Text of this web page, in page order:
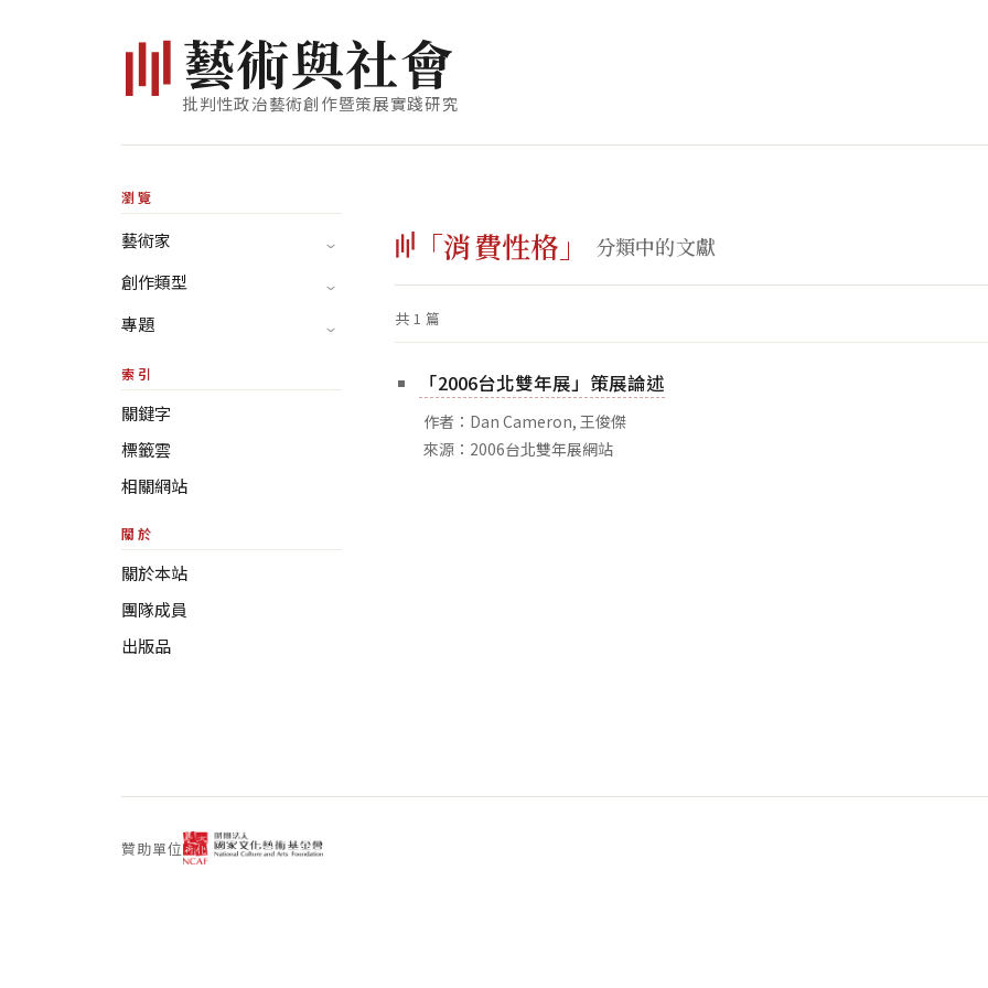
藝術與社會
批判性政治藝術創作暨策展實踐研究
瀏覽
藝術家
創作類型
專題
索引
關鍵字
標籤雲
相關網站
關於
關於本站
團隊成員
出版品
「消費性格」 分類中的文獻
共 1 篇
「2006台北雙年展」策展論述
作者：Dan Cameron, 王俊傑
來源：2006台北雙年展網站
贊助單位